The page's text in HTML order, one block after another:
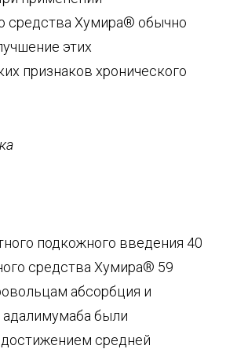
средства Хумира® обычно
этих
признаков хронического
подкожного введения 40
средства Хумира® 59
абсорбция и
были
средней